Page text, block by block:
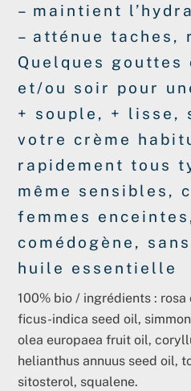
– maintient
– atténue taches,
Quelques gouttes
et/ou soir pour
+ souple, + lisse,
votre crème
rapidement tous
même sensibles,
femmes
comédogène,
huile essentielle
100% bio / ingrédients :
ficus-indica seed oil,
olea europaea fruit oil,
helianthus annuus seed oil,
sitosterol, squalene.